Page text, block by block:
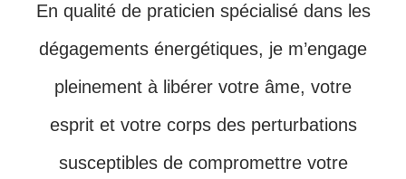
En qualité de praticien spécialisé dans les
dégagements énergétiques, je m’engage
pleinement à libérer votre âme, votre
esprit et votre corps des perturbations
susceptibles de compromettre votre